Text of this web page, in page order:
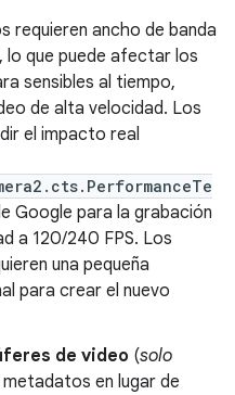
requieren ancho de banda
lo que puede afectar los
sensibles al tiempo,
de alta velocidad. Los
el impacto real
Google para la grabación
a 120/240 FPS. Los
una pequeña
para crear el nuevo
de video (solo
metadatos en lugar de